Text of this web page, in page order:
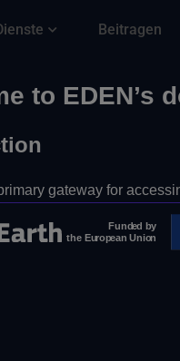
Beitragen